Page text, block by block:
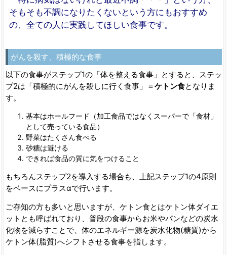
そもそも不調になりたくないという方にもおすすめ
の、全ての人に実践してほしい食事です。
がんを殺す、積極的な食事
以下の食事がステップ1の「体を整える食事」とすると、ステッ
プ2は「積極的にがんを殺しに行く食事」＝ケトン食となりま
す。
基本はホールフード（加工食品ではなくスーパーで「食材」
として売っている食品）
野菜はたくさん食べる
砂糖は避ける
できれば食品の質に気をつけること
もちろんステップ2を導入する場合も、上記ステップ1の4原則
をベースにプラスαで行います。
ご存知の方も多いと思いますが、ケトン食とはケトン体ダイエ
ットとも呼ばれており、普段の食事からお米やパンなどの炭水
化物を減らすことで、体のエネルギー源を炭水化物(糖質)から
ケトン体(脂質)へシフトさせる食事を指します。